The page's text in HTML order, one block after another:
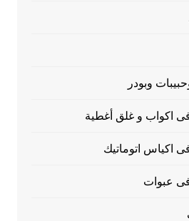
وبودر
اكواب و غلق أغطية
اكياس اتوماتيك
فى عبوات